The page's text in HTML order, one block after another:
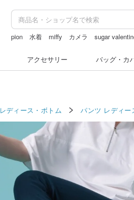
pion 水着 miffy カメラ sugar
アクセサリー バッグ・カ
レディース・ボトム パンツ レディー